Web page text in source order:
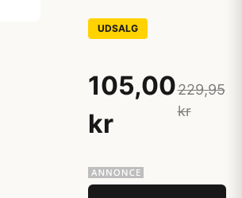
UDSALG
105,00
kr
229,95
kr